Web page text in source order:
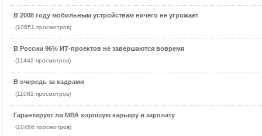
В 2008 году мобильным устройствам ничего не угрожает
(10651 просмотров)
В России 96% ИТ-проектов не завершаются вовремя
(11442 просмотров)
В очередь за кадрами
(11082 просмотров)
Гарантирует ли МВА хорошую карьеру и зарплату
(10466 просмотров)